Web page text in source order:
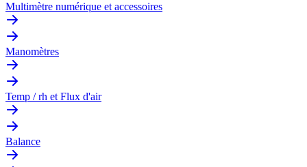
Multimètre numérique et accessoires
Manomètres
Temp / rh et Flux d'air
Balance